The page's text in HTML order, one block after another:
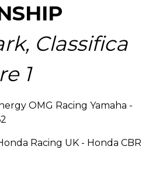
Classifica
1
OMG Racing Yamaha -
Racing UK - Honda CBR